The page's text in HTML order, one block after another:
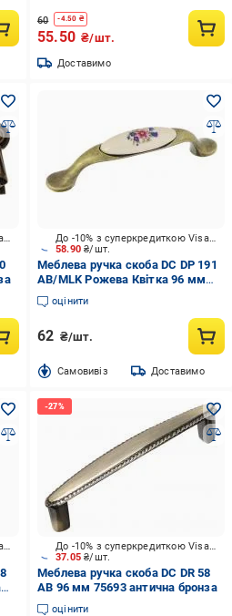
60 -4.50 ₴
55.50 ₴/шт.
Доставимо
До -10% з суперкредиткою Visa Вигода
58.90₴/шт.
До -10% з суперкредиткою Visa Вигода
Меблева ручка скоба DC DP 191
AB/MLK Рожева Квітка 96 мм
антична бронза
оцінити
62 ₴/шт.
Cамовивіз Доставимо
До -10% з суперкредиткою Visa Вигода
37.05₴/шт.
До -10% з суперкредиткою Visa Вигода
Меблева ручка скоба DC DR 58
AB 96 мм 75693 антична бронза
оцінити